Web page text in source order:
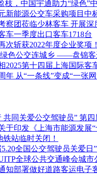
枝，中国宇通助力“绿色”
新能源公交车采购项目中
察团莅临少林客车 开展深
车一季度出口客车1718台
次斩获2022年度企业奖项！
色公交连城乡 ——盘锦
2025第十四届上海国际客
年 从“一条线”变成“一张
共同关爱公交驾驶员” 第
于印发《上海市能源发展
站临时关闭！
全国公交驾驶员关爱日
全球公共交通峰会城
知部署做好道路客运电子